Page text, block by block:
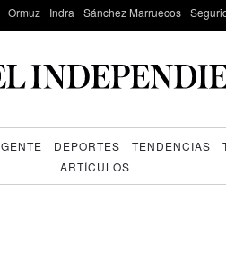
Ormuz Indra Sánchez Marruecos
GENTE DEPORTES TENDENCIAS
ARTÍCULOS